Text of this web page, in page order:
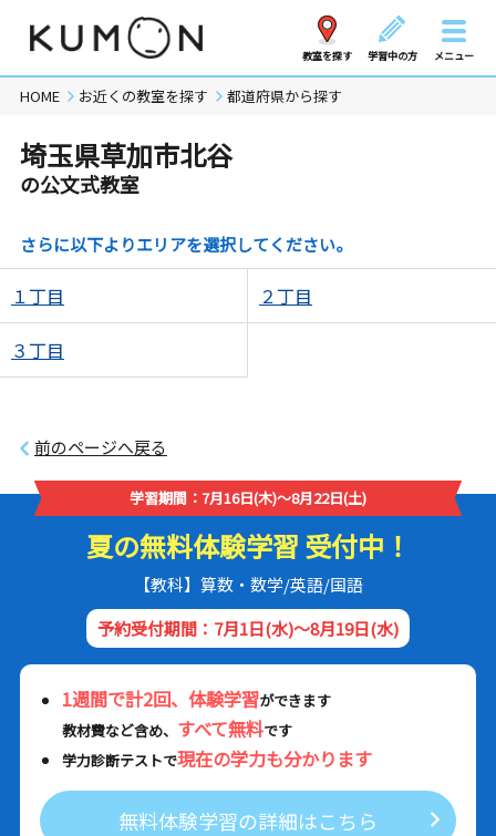
教室を探す 学習中の方 メニュー
HOME お近くの教室を探す 都道府県から探す
埼玉県草加市北谷
の公文式教室
さらに以下よりエリアを選択してください。
１丁目 ２丁目
３丁目
前のページへ戻る
学習期間：7月16日(木)～8月22日(土)
夏の無料体験学習 受付中！
【教科】算数・数学/英語/国語
予約受付期間：7月1日(水)～8月19日(水)
1週間で計2回、体験学習ができます
教材費など含め、 すべて無料です
学力診断テストで現在の学力も分かります
無料体験学習の詳細はこちら